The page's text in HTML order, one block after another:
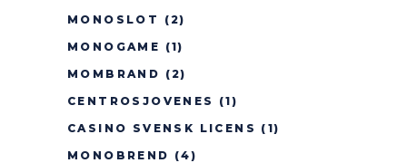
MONOSLOT
(2)
MONOGAME (1)
MOMBRAND (2)
CENTROSJOVENES
(1)
CASINO SVENSK LICENS (1)
MONOBREND (4)